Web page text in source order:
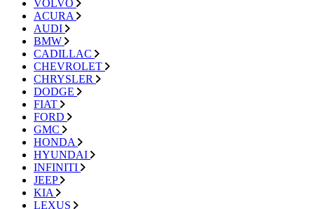
VOLVO
ACURA
AUDI
BMW
CADILLAC
CHEVROLET
CHRYSLER
DODGE
FIAT
FORD
GMC
HONDA
HYUNDAI
INFINITI
JEEP
KIA
LEXUS